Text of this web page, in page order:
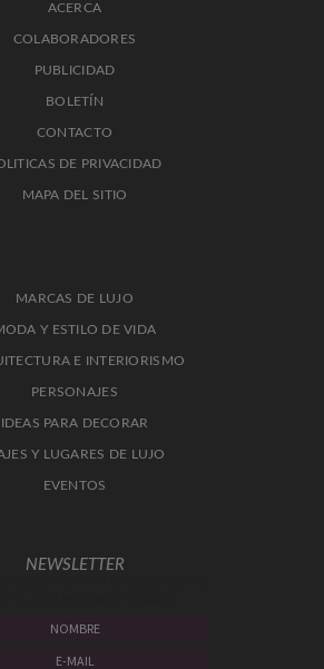
ACERCA
COLABORADORES
PUBLICIDAD
BOLETÍN
CONTACTO
DE PRIVACIDAD
MAPA DEL SITIO
MARCAS DE LUJO
Y ESTILO DE VIDA
E INTERIORISMO
PERSONAJES
IDEAS PARA DECORAR
Y LUGARES DE LUJO
EVENTOS
NEWSLETTER